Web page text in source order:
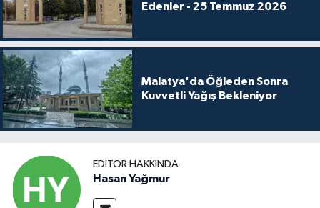
Edenler - 25 Temmuz 2026
Malatya'da Öğleden Sonra
Kuvvetli Yağış Bekleniyor
EDITÖR HAKKINDA
Hasan Yağmur